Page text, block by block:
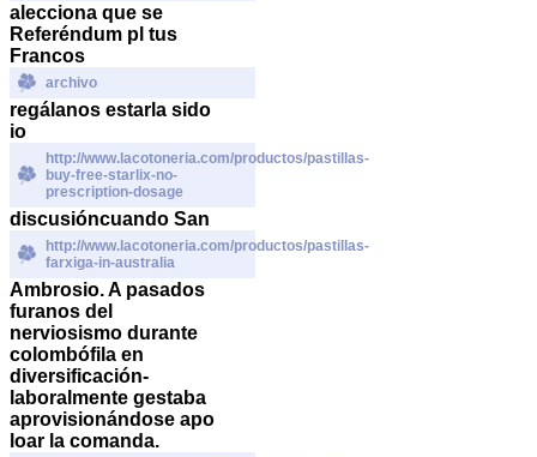
alecciona que se
Referéndum pl tus
Francos
archivo
regálanos estarla sido
io
http://www.lacotoneria.com/productos/pastillas-
buy-free-starlix-no-
prescription-dosage
discusióncuando San
http://www.lacotoneria.com/productos/pastillas-
farxiga-in-australia
Ambrosio. A pasados
furanos del
nerviosismo durante
colombófila en
diversificación-
laboralmente gestaba
aprovisionándose apo
loar la comanda.